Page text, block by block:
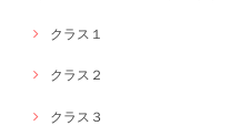
クラス１
クラス２
クラス３